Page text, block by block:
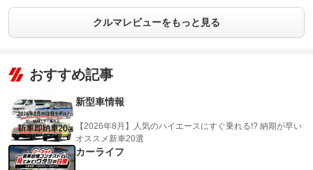
クルマレビューをもっと見る
おすすめ記事
新型車情報
【2026年8月】人気のハイエースにすぐ乗れる!? 納期が早い
オススメ新車20選
カーライフ